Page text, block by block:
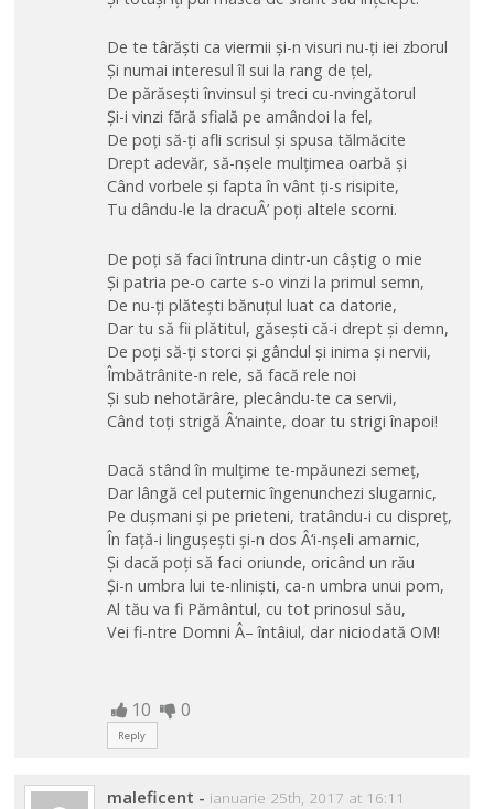
De te târăști ca viermii și-n visuri nu-ți iei zborul
Și numai interesul îl sui la rang de țel,
De părăsești învinsul și treci cu-nvingătorul
Și-i vinzi fără sfială pe amândoi la fel,
De poți să-ți afli scrisul și spusa tălmăcite
Drept adevăr, să-nșele mulțimea oarbă și
Când vorbele și fapta în vânt ți-s risipite,
Tu dându-le la dracuÂ’ poți altele scorni.
De poți să faci întruna dintr-un câștig o mie
Și patria pe-o carte s-o vinzi la primul semn,
De nu-ți plătești bănuțul luat ca datorie,
Dar tu să fii plătitul, găsești că-i drept și demn,
De poți să-ți storci și gândul și inima și nervii,
Îmbătrânite-n rele, să facă rele noi
Și sub nehotărâre, plecându-te ca servii,
Când toți strigă Â‘nainte, doar tu strigi înapoi!
Dacă stând în mulțime te-mpăunezi semeț,
Dar lângă cel puternic îngenunchezi slugarnic,
Pe dușmani și pe prieteni, tratându-i cu dispreț,
În față-i lingușești și-n dos Â‘i-nșeli amarnic,
Și dacă poți să faci oriunde, oricând un rău
Și-n umbra lui te-nliniști, ca-n umbra unui pom,
Al tău va fi Pământul, cu tot prinosul său,
Vei fi-ntre Domni Â– întâiul, dar niciodată OM!
10 0
Reply
maleficent - ianuarie 25th, 2017 at 16:11